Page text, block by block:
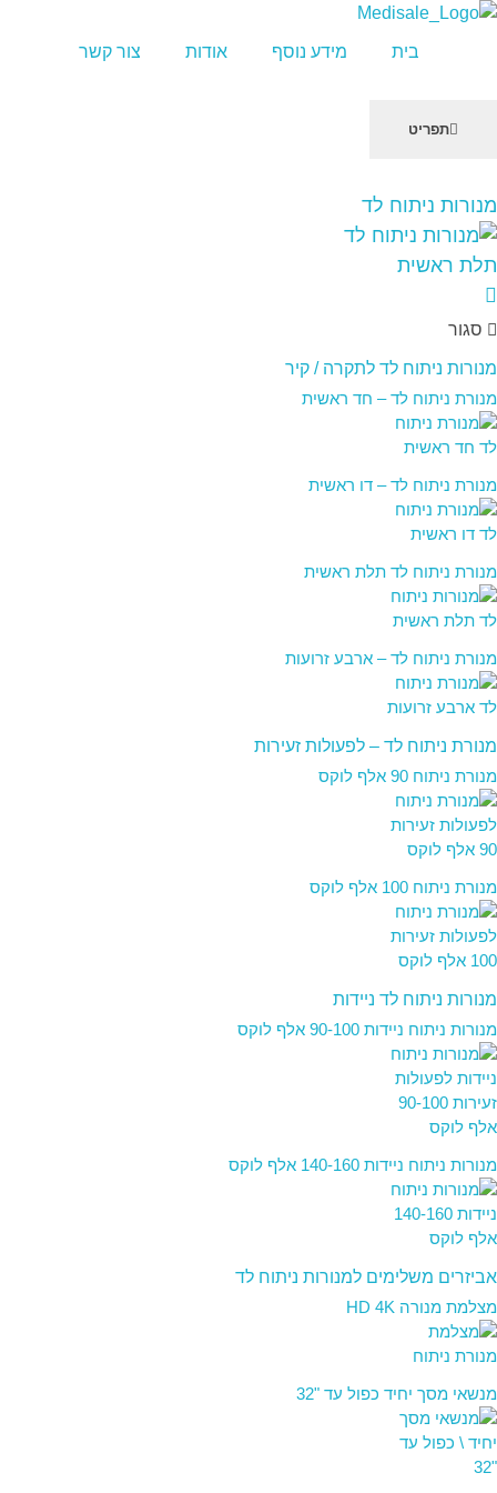
לֵב:
בְּאֲתָר
זֶה
מֻפְעֶלֶת
"נָגִישׁ
בִּקְלִיק"
הַמְּסַיַּעַת
לִנְגִישׁוּת
הָאֲתָר.
בית מידע נוסף אודות צור קשר
תפריט
מנורות ניתוח לד
סגור
מנורות ניתוח לד לתקרה / קיר
מנורת ניתוח לד – חד ראשית
מנורת ניתוח לד – דו ראשית
מנורת ניתוח לד תלת ראשית
מנורת ניתוח לד – ארבע זרועות
מנורת ניתוח לד – לפעולות זעירות
מנורת ניתוח 90 אלף לוקס
מנורת ניתוח 100 אלף לוקס
מנורות ניתוח לד ניידות
מנורות ניתוח ניידות 90-100 אלף לוקס
מנורות ניתוח ניידות 140-160 אלף לוקס
אביזרים משלימים למנורות ניתוח לד
מצלמת מנורה HD 4K
מנשאי מסך יחיד כפול עד "32